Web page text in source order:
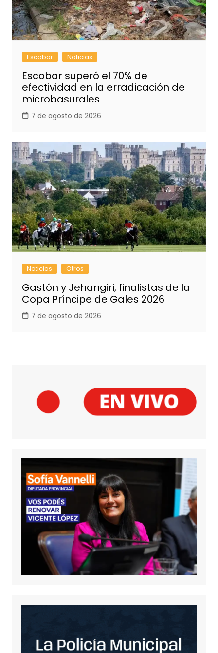
Escobar Noticias
Escobar superó el 70% de
efectividad en la erradicación de
microbasurales
7 de agosto de 2026
Noticias Otros
Gastón y Jehangiri, finalistas de la
Copa Príncipe de Gales 2026
7 de agosto de 2026